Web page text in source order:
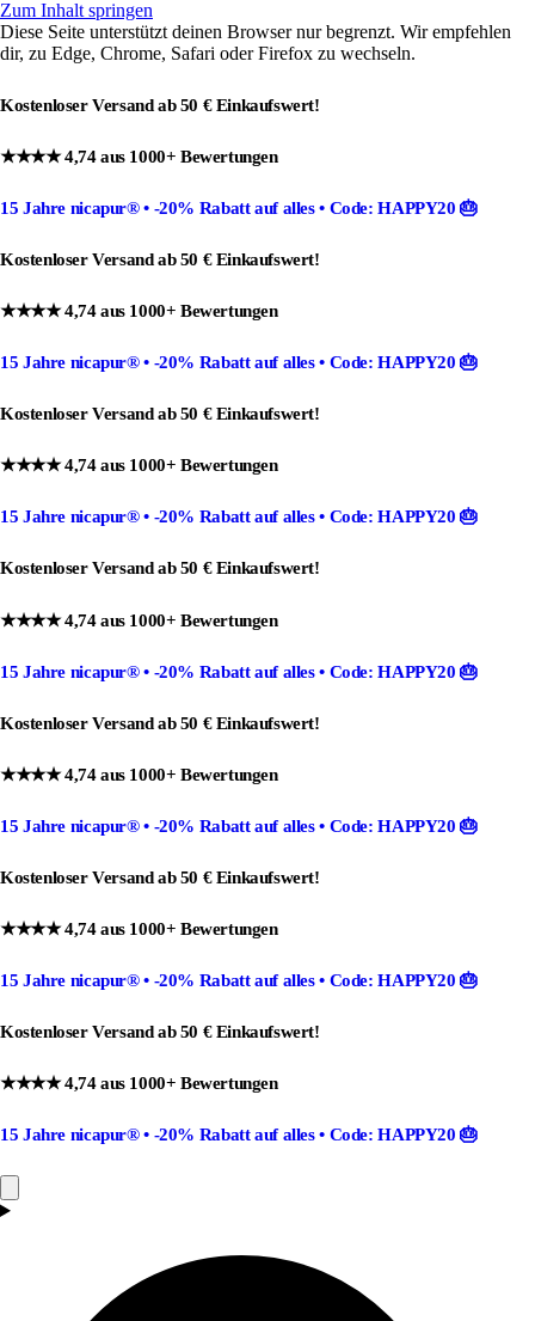
Zum Inhalt springen
Diese Seite unterstützt deinen Browser nur begrenzt. Wir empfehlen
dir, zu Edge, Chrome, Safari oder Firefox zu wechseln.
Kostenloser Versand ab 50 € Einkaufswert!
★★★★ 4,74 aus 1000+ Bewertungen
15 Jahre nicapur®• -20% Rabattauf alles • Code: HAPPY20🎂
Kostenloser Versand ab 50 € Einkaufswert!
★★★★ 4,74 aus 1000+ Bewertungen
15 Jahre nicapur®• -20% Rabattauf alles • Code: HAPPY20🎂
Kostenloser Versand ab 50 € Einkaufswert!
★★★★ 4,74 aus 1000+ Bewertungen
15 Jahre nicapur®• -20% Rabattauf alles • Code: HAPPY20🎂
Kostenloser Versand ab 50 € Einkaufswert!
★★★★ 4,74 aus 1000+ Bewertungen
15 Jahre nicapur®• -20% Rabattauf alles • Code: HAPPY20🎂
Kostenloser Versand ab 50 € Einkaufswert!
★★★★ 4,74 aus 1000+ Bewertungen
15 Jahre nicapur®• -20% Rabattauf alles • Code: HAPPY20🎂
Kostenloser Versand ab 50 € Einkaufswert!
★★★★ 4,74 aus 1000+ Bewertungen
15 Jahre nicapur®• -20% Rabattauf alles • Code: HAPPY20🎂
Kostenloser Versand ab 50 € Einkaufswert!
★★★★ 4,74 aus 1000+ Bewertungen
15 Jahre nicapur®• -20% Rabattauf alles • Code: HAPPY20🎂